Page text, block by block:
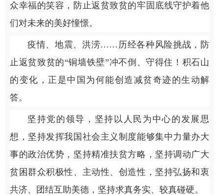
众幸福的笑容，防止返贫致贫的牢固底线守护着他
们对未来的美好憧憬。
疫情、地震、洪涝……历经各种风险挑战，防
止返贫致贫的“铜墙铁壁”冲不倒、守得住！积石山
的变化，正是中国为何能创造减贫奇迹的生动解
答。
坚持党的领导，坚持以人民为中心的发展思
想，坚持发挥我国社会主义制度能够集中力量办大
事的政治优势，坚持精准扶贫方略，坚持调动广大
贫困群众积极性、主动性、创造性，坚持弘扬和衷
共济、团结互助美德，坚持求真务实、较真碰硬。